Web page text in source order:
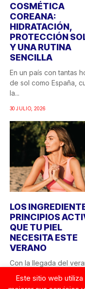
COSMÉTICA
COREANA:
HIDRATACIÓN,
PROTECCIÓN
Y UNA RUTINA
SENCILLA
En un país con tantas
de sol como España,
la...
30 JULIO, 2026
LOS
PRINCIPIOS
QUE TU PIEL
NECESITA ESTE
VERANO
Con la llegada del
cambian. La...
Este sitio web